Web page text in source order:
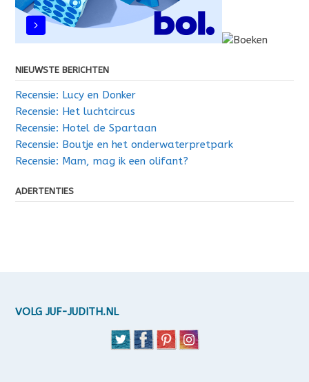
NIEUWSTE BERICHTEN
Recensie: Lucy en Donker
Recensie: Het luchtcircus
Recensie: Hotel de Spartaan
Recensie: Boutje en het onderwaterpretpark
Recensie: Mam, mag ik een olifant?
ADERTENTIES
VOLG JUF-JUDITH.NL